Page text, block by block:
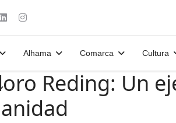
Alhama Comarca Cultura
Reding: Un